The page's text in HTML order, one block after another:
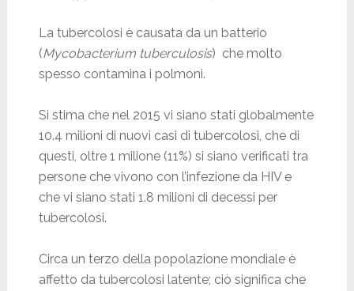
La tubercolosi è causata da un batterio
(Mycobacterium tuberculosis) che molto
spesso contamina i polmoni.
Si stima che nel 2015 vi siano stati globalmente
10.4 milioni di nuovi casi di tubercolosi, che di
questi, oltre 1 milione (11%) si siano verificati tra
persone che vivono con l’infezione da HIV e
che vi siano stati 1.8 milioni di decessi per
tubercolosi.
Circa un terzo della popolazione mondiale è
affetto da tubercolosi latente; ciò significa che